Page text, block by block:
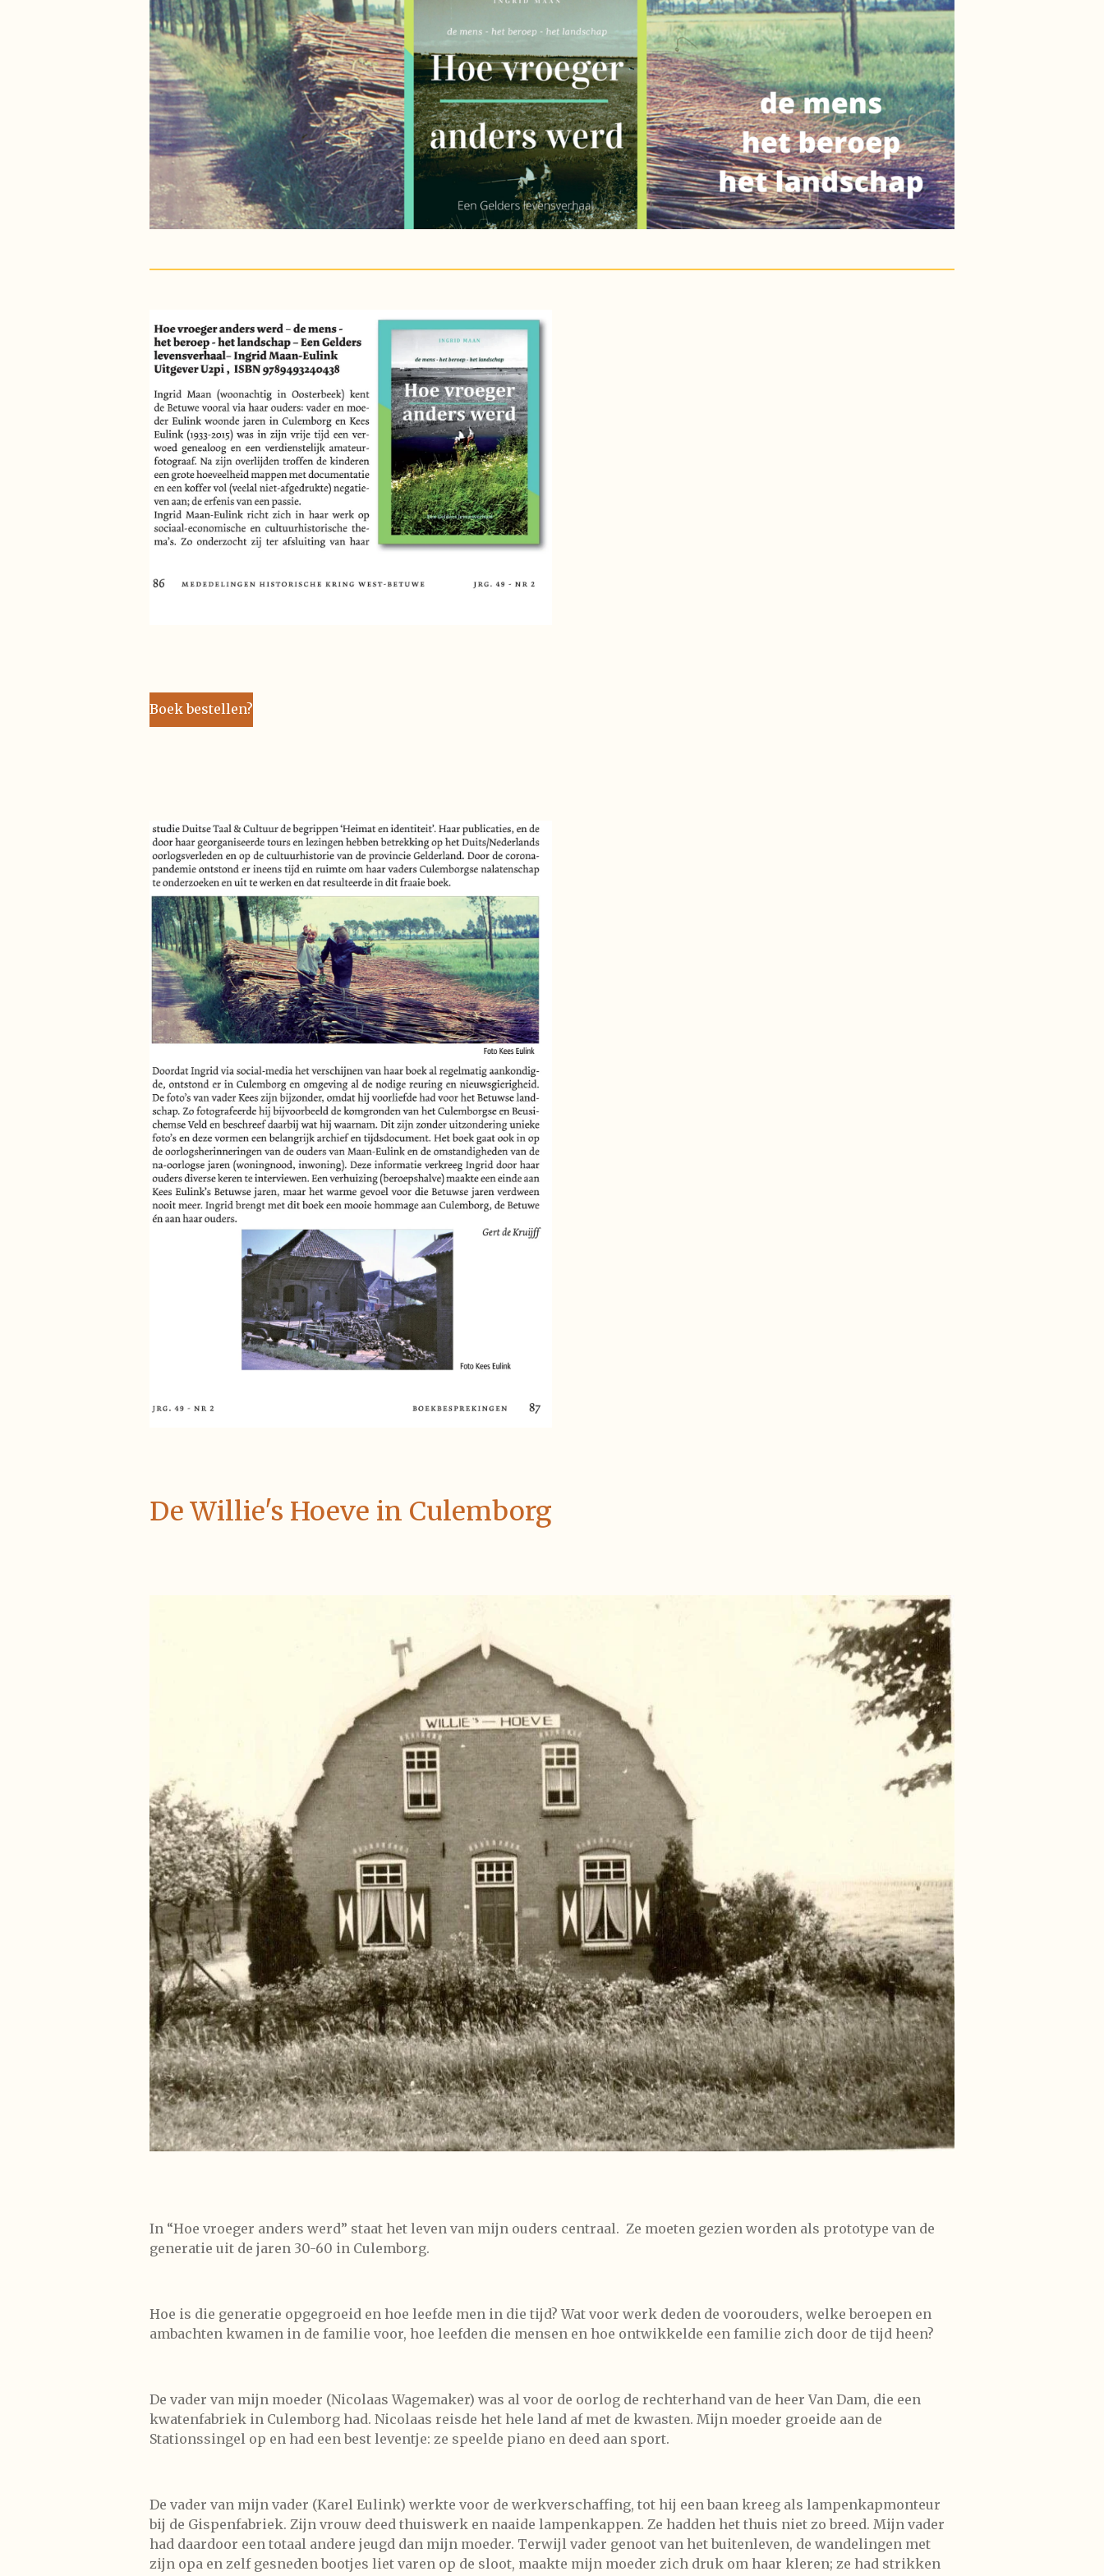
Boek bestellen?
De Willie's Hoeve in Culemborg
In “Hoe vroeger anders werd” staat het leven van mijn ouders centraal. Ze moeten gezien worden als prototype van de
generatie uit de jaren 30-60 in Culemborg.
Hoe is die generatie opgegroeid en hoe leefde men in die tijd? Wat voor werk deden de voorouders, welke beroepen en
ambachten kwamen in de familie voor, hoe leefden die mensen en hoe ontwikkelde een familie zich door de tijd heen?
De vader van mijn moeder (Nicolaas Wagemaker) was al voor de oorlog de rechterhand van de heer Van Dam, die een
kwatenfabriek in Culemborg had. Nicolaas reisde het hele land af met de kwasten. Mijn moeder groeide aan de
Stationssingel op en had een best leventje: ze speelde piano en deed aan sport.
De vader van mijn vader (Karel Eulink) werkte voor de werkverschaffing, tot hij een baan kreeg als lampenkapmonteur
bij de Gispenfabriek. Zijn vrouw deed thuiswerk en naaide lampenkappen. Ze hadden het thuis niet zo breed. Mijn vader
had daardoor een totaal andere jeugd dan mijn moeder. Terwijl vader genoot van het buitenleven, de wandelingen met
zijn opa en zelf gesneden bootjes liet varen op de sloot, maakte mijn moeder zich druk om haar kleren; ze had strikken